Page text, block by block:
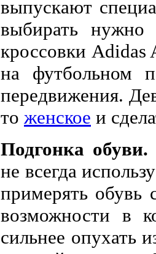
выпускают
выбирать нужно
кроссовки Adidas
на футбольном
передвижения.
то женское и
Подгонка
не всегда
примерять обувь
возможности в
сильнее опухать